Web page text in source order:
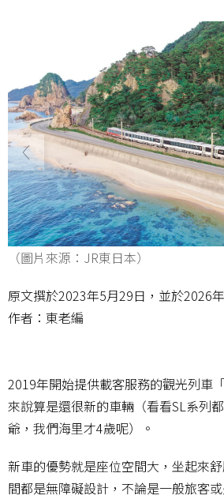
（圖片來源：JR東日本）
原文撰於2023年5月29日，並於2026
作者：東老編
2019年開始提供載客服務的觀光列車
來說算是還很新的車輛（看看SL系列
爺，我們海里才4歲呢）。
新車的優勢就是座位空間大，坐起來
間都是無障礙設計，不論是一般旅客